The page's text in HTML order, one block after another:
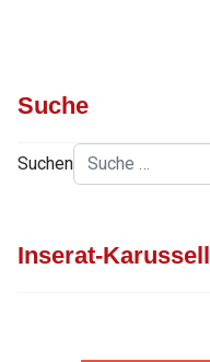
Suche
Suchen
Inserat-Karussell